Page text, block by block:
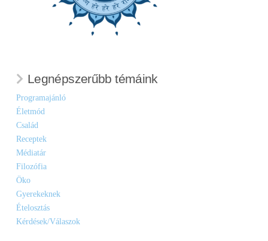
Legnépszerűbb témáink
Programajánló
Életmód
Család
Receptek
Médiatár
Filozófia
Öko
Gyerekeknek
Ételosztás
Kérdések/Válaszok